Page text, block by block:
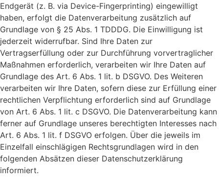
Endgerät (z. B. via Device-Fingerprinting) eingewilligt
haben, erfolgt die Datenverarbeitung zusätzlich auf
Grundlage von § 25 Abs. 1 TDDDG. Die Einwilligung ist
jederzeit widerrufbar. Sind Ihre Daten zur
Vertragserfüllung oder zur Durchführung vorvertraglicher
Maßnahmen erforderlich, verarbeiten wir Ihre Daten auf
Grundlage des Art. 6 Abs. 1 lit. b DSGVO. Des Weiteren
verarbeiten wir Ihre Daten, sofern diese zur Erfüllung einer
rechtlichen Verpflichtung erforderlich sind auf Grundlage
von Art. 6 Abs. 1 lit. c DSGVO. Die Datenverarbeitung kann
ferner auf Grundlage unseres berechtigten Interesses nach
Art. 6 Abs. 1 lit. f DSGVO erfolgen. Über die jeweils im
Einzelfall einschlägigen Rechtsgrundlagen wird in den
folgenden Absätzen dieser Datenschutzerklärung
informiert.